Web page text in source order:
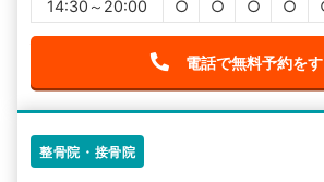
14:30～20:00
○ ○ ○ ○
電話で無料予約を
整骨院・接骨院